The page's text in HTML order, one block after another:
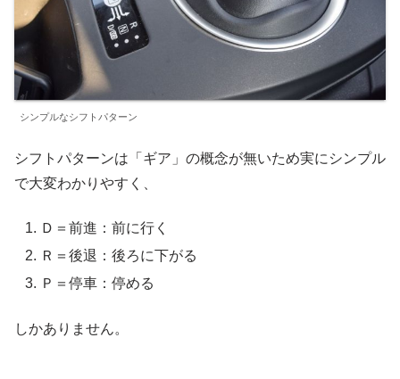
シンプルなシフトパターン
シフトパターンは「ギア」の概念が無いため実にシンプル
で大変わかりやすく、
Ｄ＝前進：前に行く
Ｒ＝後退：後ろに下がる
Ｐ＝停車：停める
しかありません。